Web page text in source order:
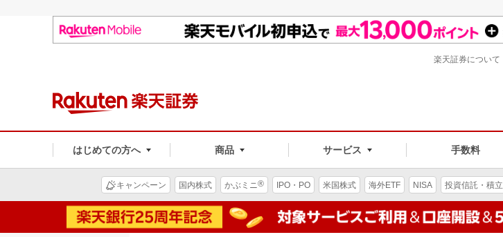
はじめての方へ 商品 サービス 手数料
楽天証券について
キャンペーン 国内株式 かぶミニ® IPO・PO 米国株式 海外ETF NISA 投資信託・積立